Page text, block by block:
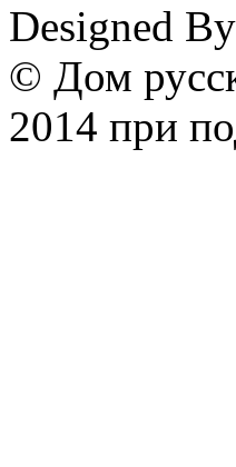
Designed By
© Дом
2014 при